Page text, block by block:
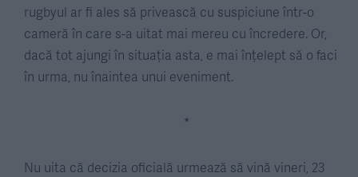
rugbyul ar fi ales să privească cu suspiciune într-o
cameră în care s-a uitat mai mereu cu încredere. Or,
dacă tot ajungi în situația asta, e mai înțelept să o faci
în urma, nu înaintea unui eveniment.
*
Nu uita că decizia oficială urmează să vină vineri, 23